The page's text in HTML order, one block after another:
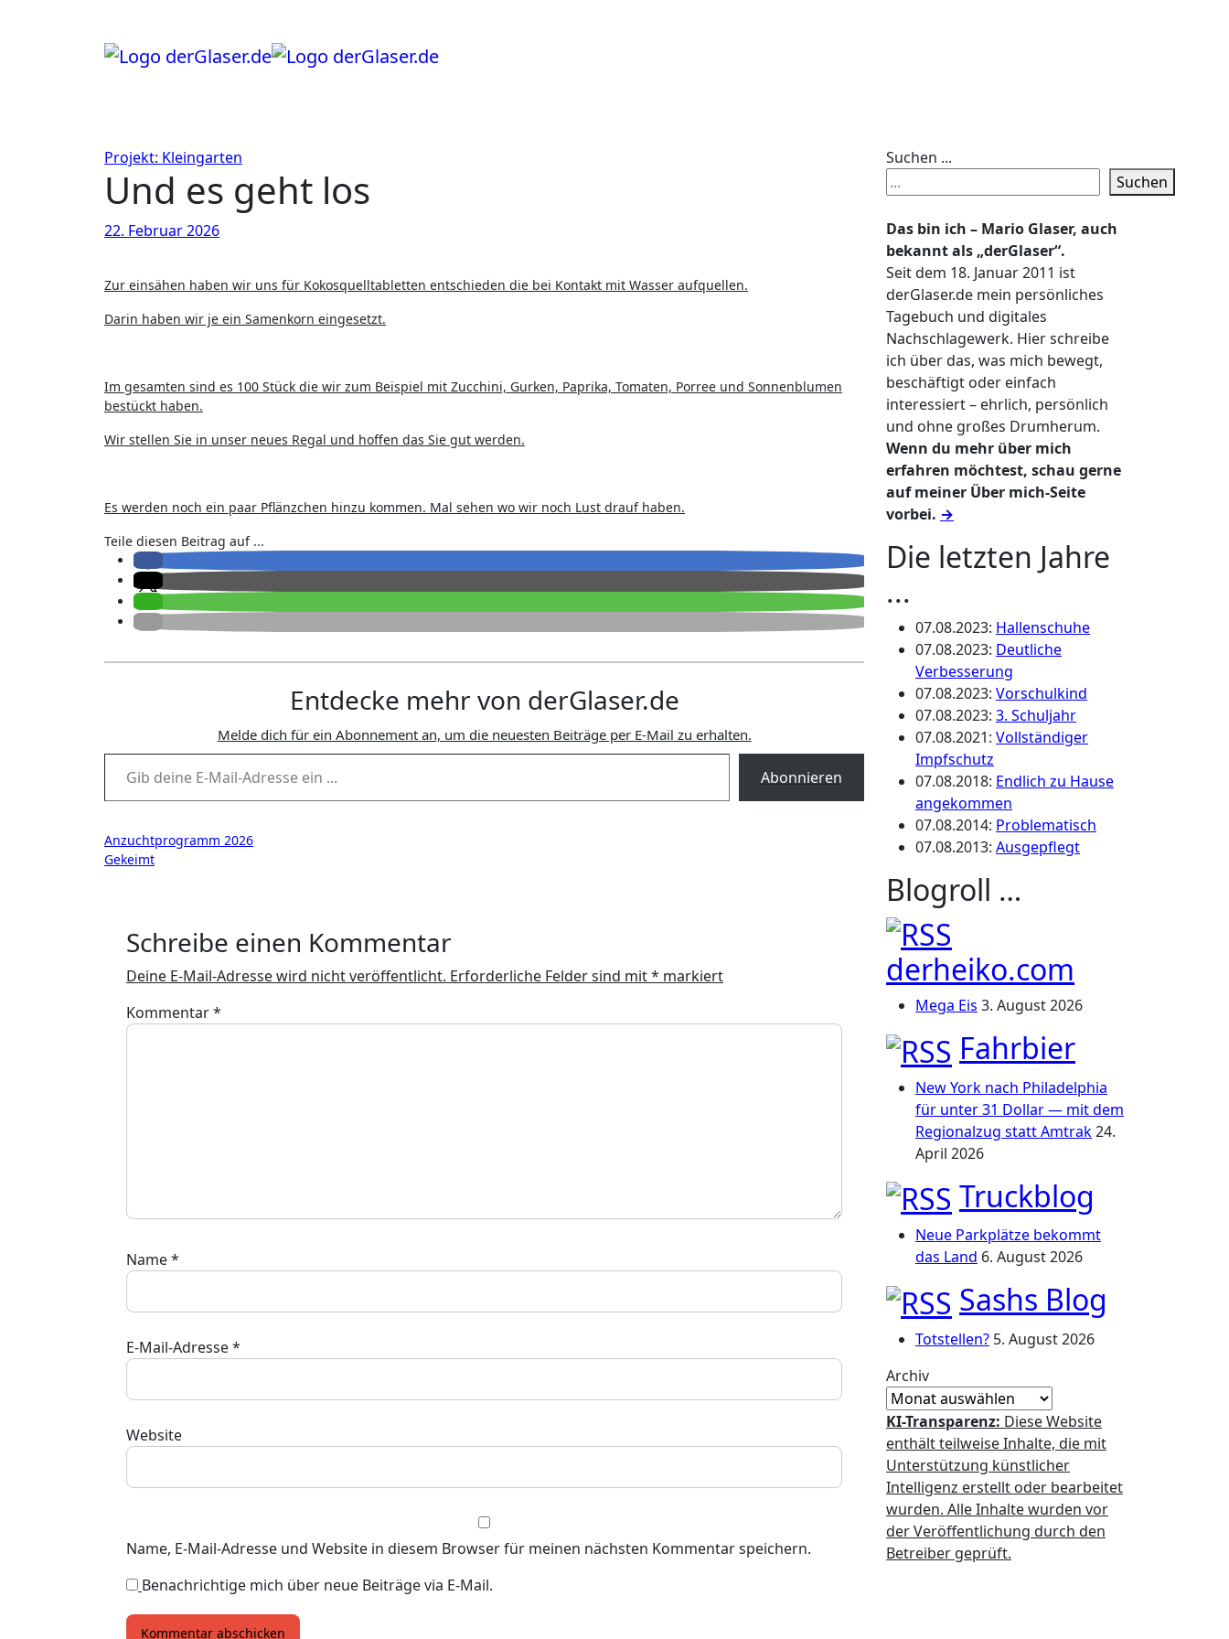
Projekt: Kleingarten
Und es geht los
22. Februar 2026
Zur einsähen haben wir uns für Kokosquelltabletten entschieden die bei Kontakt mit Wasser aufquellen.
Darin haben wir je ein Samenkorn eingesetzt.
Im gesamten sind es 100 Stück die wir zum Beispiel mit Zucchini, Gurken, Paprika, Tomaten, Porree und Sonnenblumen
bestückt haben.
Wir stellen Sie in unser neues Regal und hoffen das Sie gut werden.
Es werden noch ein paar Pflänzchen hinzu kommen. Mal sehen wo wir noch Lust drauf haben.
Teile diesen Beitrag auf ...
Entdecke mehr von derGlaser.de
Melde dich für ein Abonnement an, um die neuesten Beiträge per E-Mail zu erhalten.
Gib deine E-Mail-Adresse ein ...
Abonnieren
Beitragsnavigation
Anzuchtprogramm 2026
Gekeimt
Schreibe einen Kommentar
Deine E-Mail-Adresse wird nicht veröffentlicht. Erforderliche Felder sind mit* markiert
Kommentar*
Name*
E-Mail-Adresse*
Website
Name, E-Mail-Adresse und Website in diesem Browser für meinen nächsten Kommentar speichern.
Benachrichtige mich über neue Beiträge via E-Mail.
Suchen ...
Suchen
Das bin ich – Mario Glaser, auch
bekannt als „derGlaser“.
Seit dem 18. Januar 2011 ist
derGlaser.de mein persönliches
Tagebuch und digitales
Nachschlagewerk. Hier schreibe
ich über das, was mich bewegt,
beschäftigt oder einfach
interessiert – ehrlich, persönlich
und ohne großes Drumherum.
Wenn du mehr über mich
erfahren möchtest, schau gerne
auf meiner Über mich-Seite
vorbei. →
Die letzten Jahre
...
07.08.2023: Hallenschuhe
07.08.2023: Deutliche
Verbesserung
07.08.2023: Vorschulkind
07.08.2023: 3. Schuljahr
07.08.2021: Vollständiger
Impfschutz
07.08.2018: Endlich zu Hause
angekommen
07.08.2014: Problematisch
07.08.2013: Ausgepflegt
Blogroll …
derheiko.com
Mega Eis 3. August 2026
Fahrbier
New York nach Philadelphia
für unter 31 Dollar — mit dem
Regionalzug statt Amtrak24.
April 2026
Truckblog
Neue Parkplätze bekommt
das Land 6. August 2026
Sashs Blog
Totstellen? 5. August 2026
Archiv
KI-Transparenz: Diese Website
enthält teilweise Inhalte, die mit
Unterstützung künstlicher
Intelligenz erstellt oder bearbeitet
wurden. Alle Inhalte wurden vor
der Veröffentlichung durch den
Betreiber geprüft.